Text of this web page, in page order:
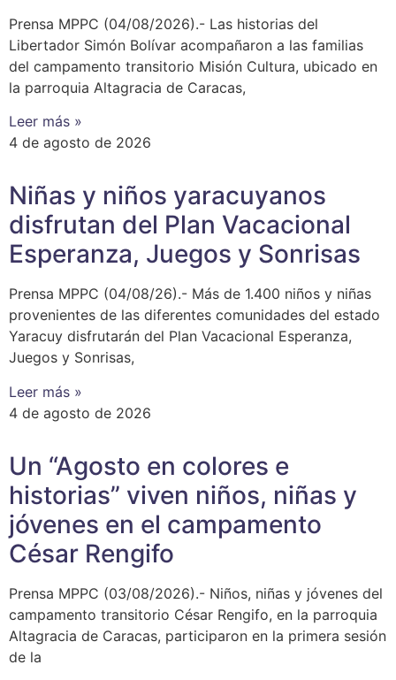
Prensa MPPC (04/08/2026).- Las historias del
Libertador Simón Bolívar acompañaron a las familias
del campamento transitorio Misión Cultura, ubicado en
la parroquia Altagracia de Caracas,
Leer más »
4 de agosto de 2026
Niñas y niños yaracuyanos
disfrutan del Plan Vacacional
Esperanza, Juegos y Sonrisas
Prensa MPPC (04/08/26).- Más de 1.400 niños y niñas
provenientes de las diferentes comunidades del estado
Yaracuy disfrutarán del Plan Vacacional Esperanza,
Juegos y Sonrisas,
Leer más »
4 de agosto de 2026
Un “Agosto en colores e
historias” viven niños, niñas y
jóvenes en el campamento
César Rengifo
Prensa MPPC (03/08/2026).- Niños, niñas y jóvenes del
campamento transitorio César Rengifo, en la parroquia
Altagracia de Caracas, participaron en la primera sesión
de la